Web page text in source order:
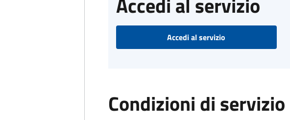
Accedi al servizio
Condizioni di servizio